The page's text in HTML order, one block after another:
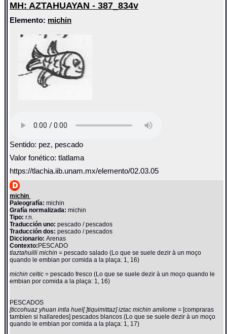
MH: AZTAHUAYAN - 387_834v
Elemento: michin
Sentido: pez, pescado
Valor fonético: tlatlama
https://tlachia.iib.unam.mx/elemento/02.03.05
michin
Paleografía: michin
Grafía normalizada: michin
Tipo: r.n.
Traducción uno: pescado / pescados
Traducción dos: pescado / pescados
Diccionario:Arenas
Contexto: PESCADO
tlaztahuilli michin= pescado salado (Lo que se suele dezir à un moço
quando le embian por comida a la plaça: 1, 16)
michin celtic= pescado fresco (Lo que se suele dezir à un moço quando le
embian por comida a la plaça: 1, 16)
PESCADOS
[ticcohuaz yhuan intla huel[ ]tiquimittaz] iztac michin amilome= [compraras
tambien si hallaredes] pescados blancos (Lo que se suele dezir à un moço
quando le embian por comida a la plaça: 1, 17)